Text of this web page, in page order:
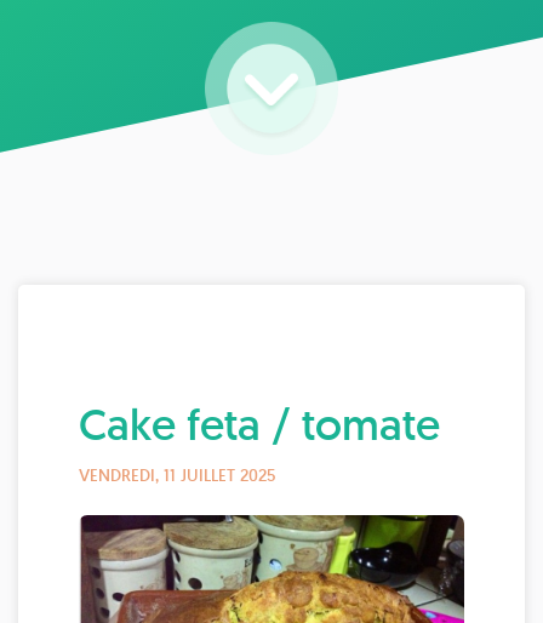
Cake feta / tomate
VENDREDI, 11 JUILLET 2025